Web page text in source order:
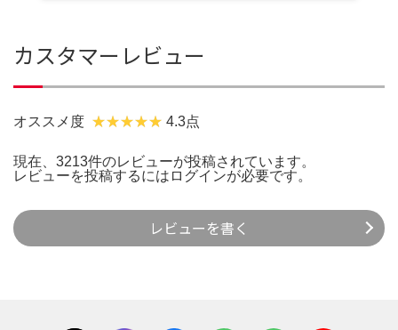
カスタマーレビュー
オススメ度 4.3点
現在、3213件のレビューが投稿されています。
レビューを投稿するには ログインが必要です。
レビューを書く